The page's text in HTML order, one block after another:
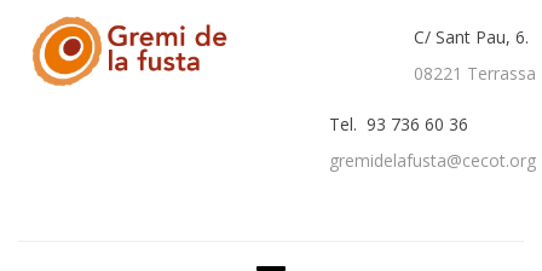
C/ Sant Pau, 6.
08221 Terrassa
Tel. 93 736 60 36
gremidelafusta@cecot.org